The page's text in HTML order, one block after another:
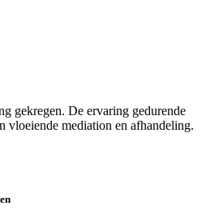
gekregen. De ervaring gedurende
vloeiende mediation en afhandeling.